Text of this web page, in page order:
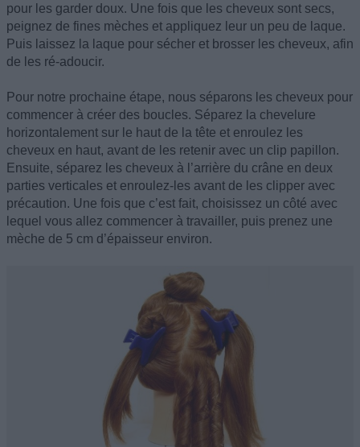
pour les garder doux. Une fois que les cheveux sont secs,
peignez de fines mèches et appliquez leur un peu de laque.
Puis laissez la laque pour sécher et brosser les cheveux, afin
de les ré-adoucir.
Pour notre prochaine étape, nous séparons les cheveux pour
commencer à créer des boucles. Séparez la chevelure
horizontalement sur le haut de la tête et enroulez les
cheveux en haut, avant de les retenir avec un clip papillon.
Ensuite, séparez les cheveux à l’arrière du crâne en deux
parties verticales et enroulez-les avant de les clipper avec
précaution. Une fois que c’est fait, choisissez un côté avec
lequel vous allez commencer à travailler, puis prenez une
mèche de 5 cm d’épaisseur environ.